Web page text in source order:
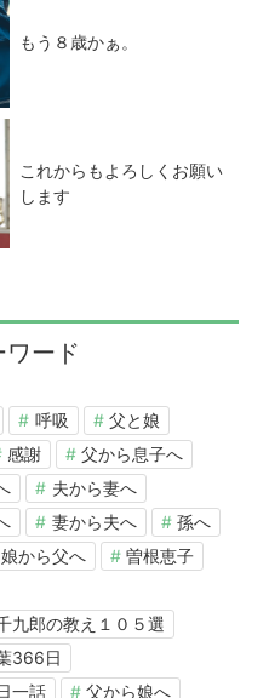
もう８歳かぁ。
これからもよろしくお願い
します
ワード
呼吸
父と娘
感謝
父から息子へ
夫から妻へ
妻から夫へ
孫へ
娘から父へ
曽根恵子
九郎の教え１０５選
366日
一話
父から娘へ